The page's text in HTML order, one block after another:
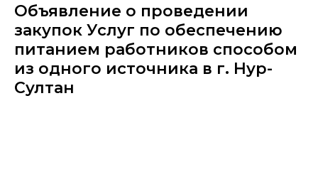
Объявление о проведении
закупок Услуг по обеспечению
питанием работников способом
из одного источника в г. Нур-
Султан